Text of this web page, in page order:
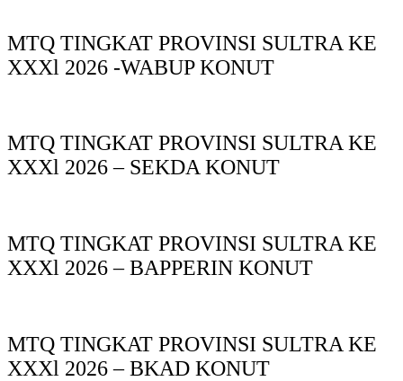
MTQ TINGKAT PROVINSI SULTRA KE
XXXl 2026 -WABUP KONUT
MTQ TINGKAT PROVINSI SULTRA KE
XXXl 2026 – SEKDA KONUT
MTQ TINGKAT PROVINSI SULTRA KE
XXXl 2026 – BAPPERIN KONUT
MTQ TINGKAT PROVINSI SULTRA KE
XXXl 2026 – BKAD KONUT